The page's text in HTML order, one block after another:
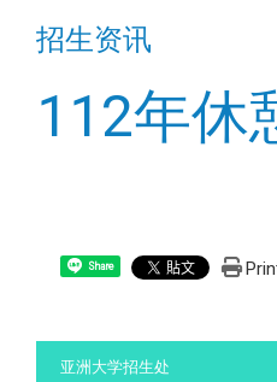
招生资讯
112年休
Share
亚洲大学招生处